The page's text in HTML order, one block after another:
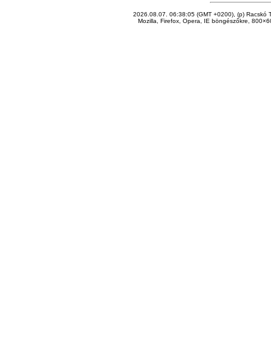
2026.08.07. 06:38:05 (GMT +0200), (p) Racskó
Mozilla, Firefox, Opera, IE böngészőkre,